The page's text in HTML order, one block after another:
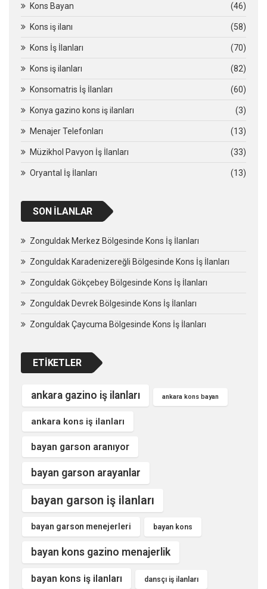
Kons Bayan (46)
Kons iş ilanı (58)
Kons İş İlanları (70)
Kons iş ilanları (82)
Konsomatris İş İlanları (60)
Konya gazino kons iş ilanları (3)
Menajer Telefonları (13)
Müzikhol Pavyon İş İlanları (33)
Oryantal İş İlanları (13)
SON İLANLAR
Zonguldak Merkez Bölgesinde Kons İş İlanları
Zonguldak Karadenizereğli Bölgesinde Kons İş İlanları
Zonguldak Gökçebey Bölgesinde Kons İş İlanları
Zonguldak Devrek Bölgesinde Kons İş İlanları
Zonguldak Çaycuma Bölgesinde Kons İş İlanları
ETIKETLER
ankara gazino iş ilanları ankara kons bayan
ankara kons iş ilanları
bayan garson aranıyor
bayan garson arayanlar
bayan garson iş ilanları
bayan garson menejerleri bayan kons
bayan kons gazino menajerlik
bayan kons iş ilanları dansçı iş ilanları